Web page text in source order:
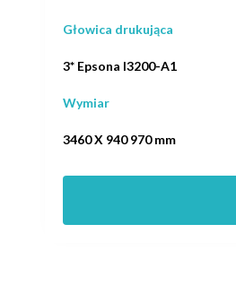
Głowica drukująca
3* Epsona I3200-A1
Wymiar
3460 X 940 970 mm